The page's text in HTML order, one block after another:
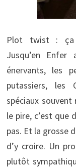
Plot twist : ça
Jusqu’en Enfer
énervants, les
putassiers, les
spéciaux
le pire, c’est que
pas. Et la grosse
d’y croire. Un
plutôt